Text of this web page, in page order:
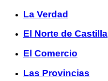
La Verdad
El Norte de Castilla
El Comercio
Las Provincias